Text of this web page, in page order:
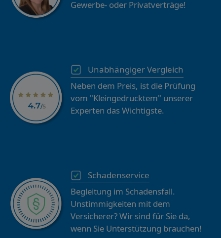
Gewerbe- oder Privatverträge!
Unabhängiger Vergleich
Neben dem Preis, ist die Prüfung
vom "Kleingedrucktem" unserer
Experten das Wichtigste.
Schadenservice
Begleitung im Schadensfall.
Unstimmigkeiten mit dem
Versicherer? Wir sind für Sie da,
wenn Sie Unterstützung brauchen!